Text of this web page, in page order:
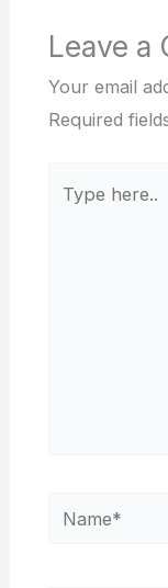
Leave a
Your email
Required
here..
Name*